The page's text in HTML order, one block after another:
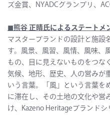
ズ金賞、NYADCグランプリ、
◼︎熊谷 正晴氏によるステートメ
マスターブランドの設計と施設
す。風景、風習、風情、風味、
もの、目に見えないものをつな
気候、地形、歴史、人の営みが
いう言葉。「風」という言葉を
に滞在し、その土地の文化や営
け、Kazeno Heritageブランド